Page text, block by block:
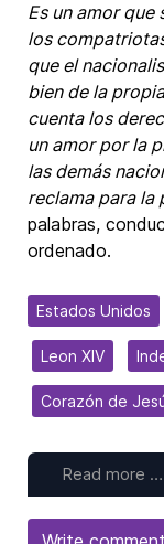
Es un amor que
los
que el
bien de la
cuenta los
un amor por la
las demás
reclama para la
palabras,
ordenado.
Estados Unidos
Leon XIV
Corazón de
Read more …